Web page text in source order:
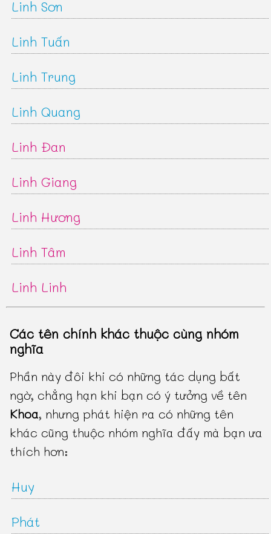
Linh Sơn
Linh Tuấn
Linh Trung
Linh Quang
Linh Đan
Linh Giang
Linh Hương
Linh Tâm
Linh Linh
Các tên chính khác thuộc cùng nhóm
nghĩa
Phần này đôi khi có những tác dụng bất
ngờ, chẳng hạn khi bạn có ý tưởng về tên
Khoa, nhưng phát hiện ra có những tên
khác cũng thuộc nhóm nghĩa đấy mà bạn ưa
thích hơn:
Huy
Phát